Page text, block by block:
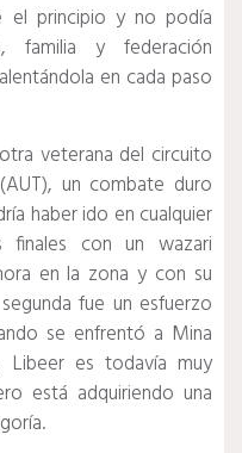
el principio y no podía
familia y federación
en cada paso
veterana del circuito
un combate duro
haber ido en cualquier
finales con un wazari
en la zona y con su
fue un esfuerzo
se enfrentó a Mina
Libeer es todavía muy
está adquiriendo una